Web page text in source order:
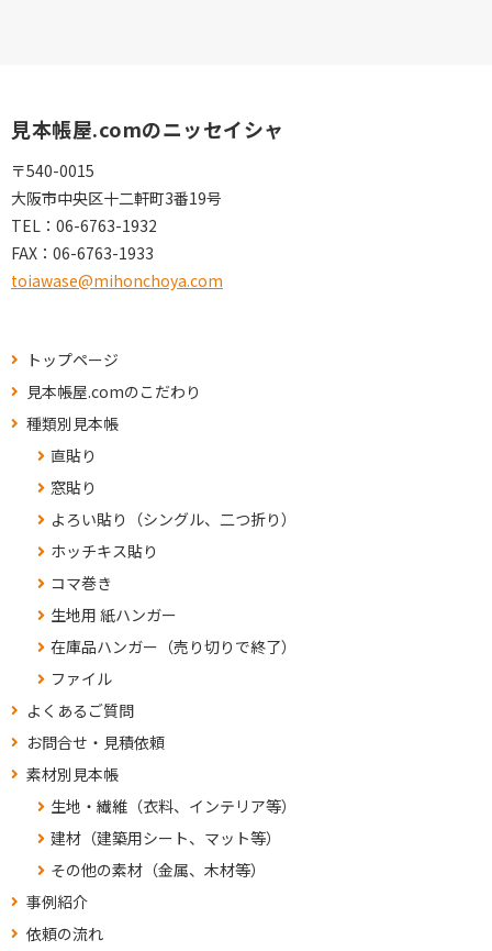
見本帳屋.comのニッセイシャ
〒540-0015
大阪市中央区十二軒町3番19号
TEL： 06-6763-1932
FAX： 06-6763-1933
toiawase@mihonchoya.com
トップページ
見本帳屋.comのこだわり
種類別見本帳
直貼り
窓貼り
よろい貼り（シングル、二つ折り）
ホッチキス貼り
コマ巻き
生地用 紙ハンガー
在庫品ハンガー（売り切りで終了）
ファイル
よくあるご質問
お問合せ・見積依頼
素材別見本帳
生地・繊維（衣料、インテリア等）
建材（建築用シート、マット等）
その他の素材（金属、木材等）
事例紹介
依頼の流れ